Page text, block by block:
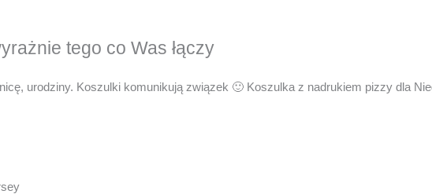
tego co Was łączy
urodziny. Koszulki komunikują związek 🙂 Koszulka z nadrukiem pizzy dla